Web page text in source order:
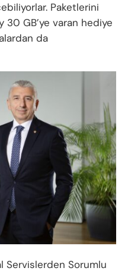
Paketlerini
30 GB’ye varan hediye
da
Servislerden Sorumlu